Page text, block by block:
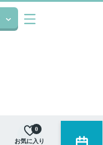
お気に入り
0